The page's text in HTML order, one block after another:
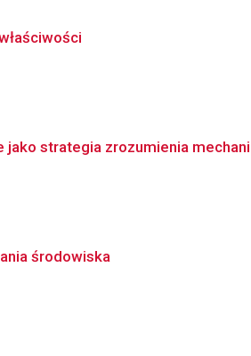
jako strategia zrozumienia
środowiska